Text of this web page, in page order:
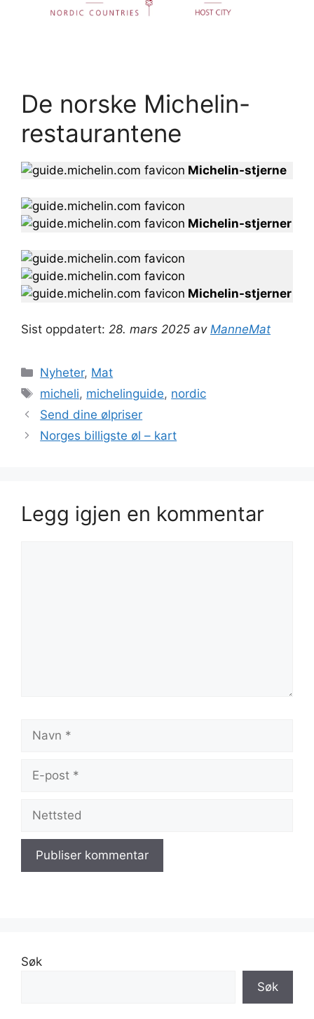
De norske Michelin-
restaurantene
Michelin-stjerne
Michelin-stjerner
Michelin-stjerner
Sist oppdatert: 28. mars 2025 av ManneMat
Kategorier
Nyheter, Mat
Stikkord
micheli, michelinguide, nordic
Send dine ølpriser
Norges billigste øl – kart
Legg igjen en kommentar
Navn
Nettsted
Søk
Søk